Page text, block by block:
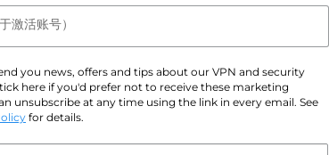
激活账号）
you news, offers and tips about our VPN and security
here if you'd prefer not to receive these marketing
unsubscribe at any time using the link in every email. See
for details.